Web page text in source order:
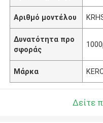
Αριθμό μοντέλου
Δυνατότητα προ
σφοράς
Μάρκα
Δείτε